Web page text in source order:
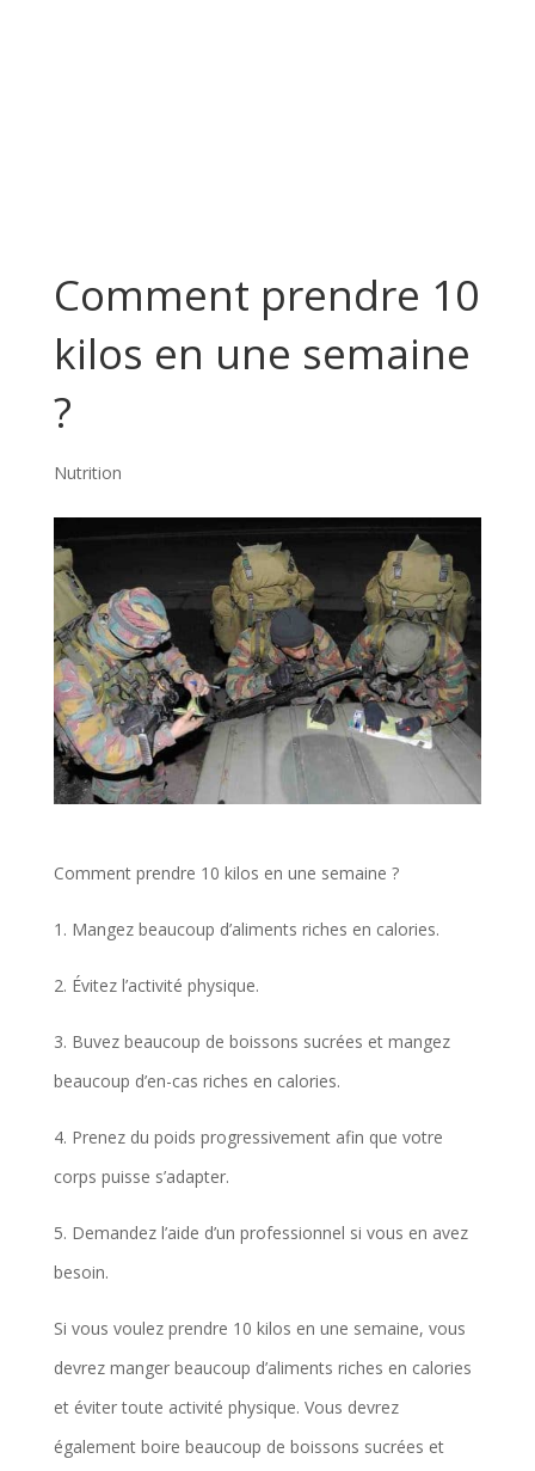
Comment prendre 10
kilos en une semaine
?
Nutrition
Comment prendre 10 kilos en une semaine ?
1. Mangez beaucoup d’aliments riches en calories.
2. Évitez l’activité physique.
3. Buvez beaucoup de boissons sucrées et mangez
beaucoup d’en-cas riches en calories.
4. Prenez du poids progressivement afin que votre
corps puisse s’adapter.
5. Demandez l’aide d’un professionnel si vous en avez
besoin.
Si vous voulez prendre 10 kilos en une semaine, vous
devrez manger beaucoup d’aliments riches en calories
et éviter toute activité physique. Vous devrez
également boire beaucoup de boissons sucrées et